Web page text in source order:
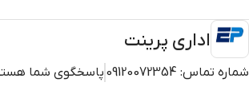
اداری پرینت
شماره تماس: 09120072354 پاسخگوی شما